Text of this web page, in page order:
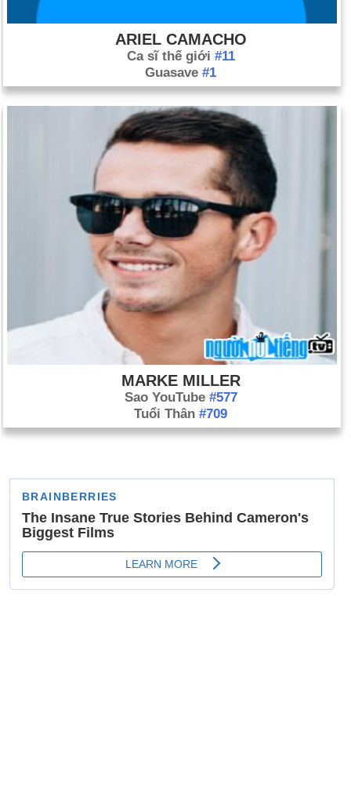
ARIEL CAMACHO
Ca sĩ thế giới #11
Guasave #1
MARKE MILLER
Sao YouTube #577
Tuổi Thân #709